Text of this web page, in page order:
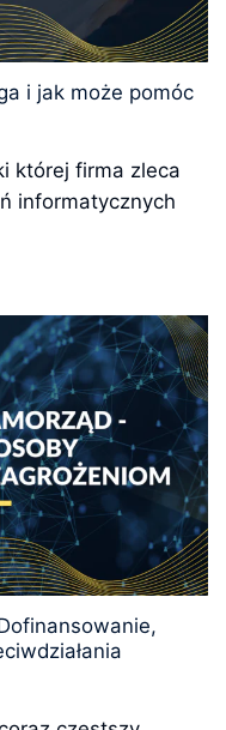
i jak może pomóc
której firma zleca
informatycznych